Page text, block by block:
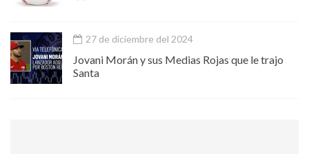
27 de diciembre del 2024
Jovani Morán y sus Medias Rojas que le trajo
Santa